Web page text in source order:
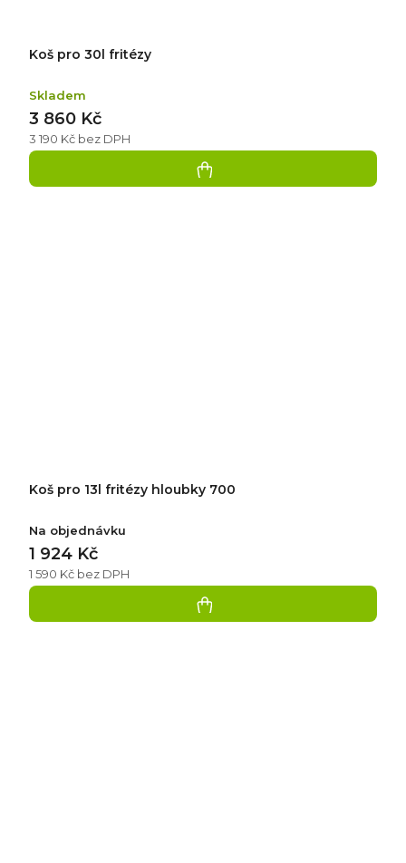
Koš pro 30l fritézy
Skladem
3 190 Kč bez DPH
3 860 Kč
Koš pro 13l fritézy hloubky 700
Na objednávku
1 590 Kč bez DPH
1 924 Kč